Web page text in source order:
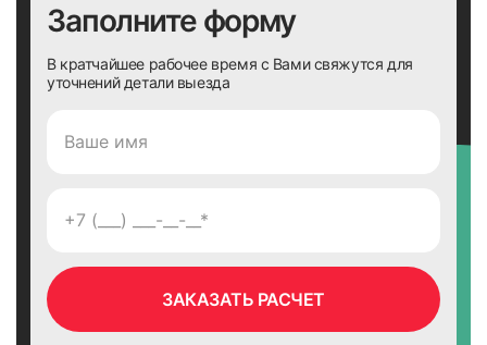
Заполните форму
В кратчайшее рабочее время с Вами свяжутся для
уточнений детали выезда